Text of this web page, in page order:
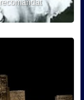
recomandat